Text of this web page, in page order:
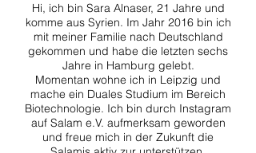
Hi, ich bin Sara Alnaser, 21 Jahre und
komme aus Syrien. Im Jahr 2016 bin ich
mit meiner Familie nach Deutschland
gekommen und habe die letzten sechs
Jahre in Hamburg gelebt.
Momentan wohne ich in Leipzig und
mache ein Duales Studium im Bereich
Biotechnologie. Ich bin durch Instagram
auf Salam e.V. aufmerksam geworden
und freue mich in der Zukunft die